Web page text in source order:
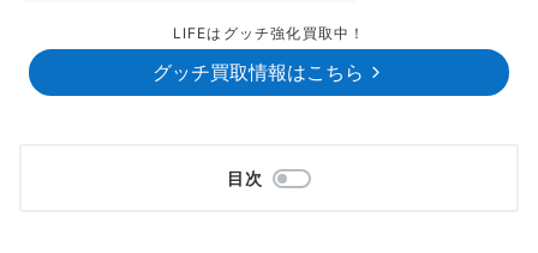
LIFEはグッチ強化買取中！
グッチ買取情報はこちら
目次